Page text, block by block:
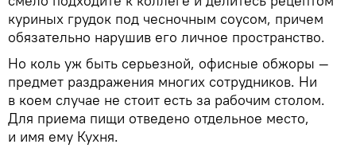
куриных грудок под чесночным соусом, причем
обязательно нарушив его личное пространство.
Но коль уж быть серьезной, офисные обжоры —
предмет раздражения многих сотрудников. Ни
в коем случае не стоит есть за рабочим столом.
Для приема пищи отведено отдельное место,
и имя ему Кухня.